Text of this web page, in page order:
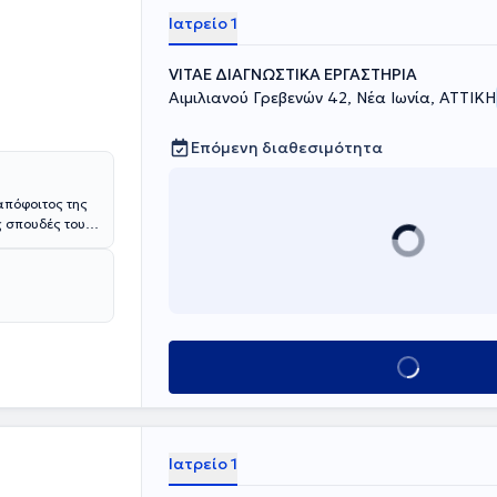
της
του
Γ'
είναι
Παθολογικού
Ιατρείο 1
VITAE ΔΙΑΓΝΩΣΤΙΚΑ ΕΡΓΑΣΤΗΡΙΑ
Αιμιλιανού Γρεβενών 42, Νέα Ιωνία, ΑΤΤΙΚΗ
Επόμενη διαθεσιμότητα
Κλείσε ραντεβού
Ιατρείο 1